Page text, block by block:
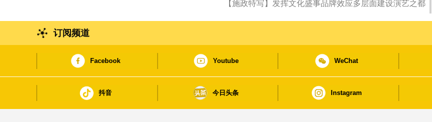
【施政特写】发挥文化盛事品牌效应多层面建设演艺之都
订阅频道
Facebook Youtube WeChat
抖音 今日头条 Instagram